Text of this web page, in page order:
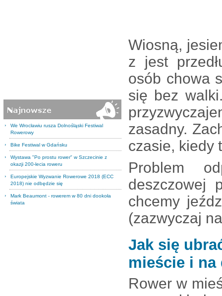
We Wrocławiu rusza Dolnośląski Festiwal
Rowerowy
Bike Festiwal w Gdańsku
Wystawa "Po prostu rower" w Szczecinie z
okazji 200-lecia roweru
Europejskie Wyzwanie Rowerowe 2018 (ECC
2018) nie odbędzie się
Mark Beaumont - rowerem w 80 dni dookoła
świata
Wiosną,
z jest
osób chowa
się bez
zasadny.
czasie, kiedy
Problem
deszczowej
chcemy
(zazwyczaj
Jak się
mieście i na
Rower w